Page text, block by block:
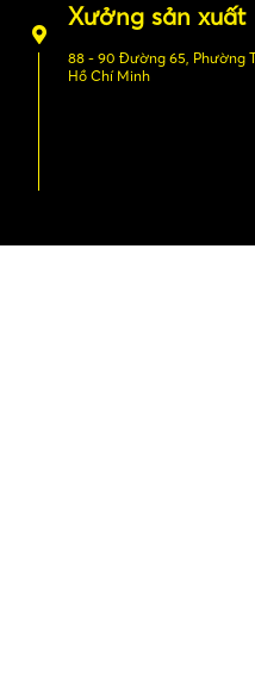
Xưởng sản xuất
88 - 90 Đường 65, Phường
Hồ Chí Minh